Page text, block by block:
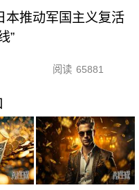
本推动军国主义复活
”
阅读 65881